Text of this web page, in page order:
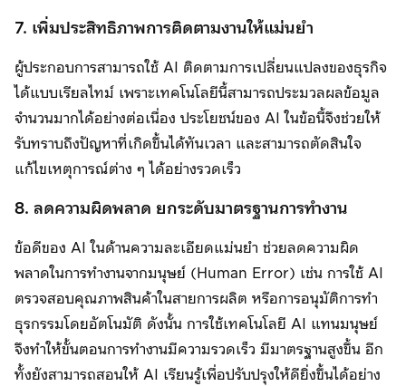
7. เพิ่มประสิทธิภาพการติดตามงานให้แม่นยำ
ผู้ประกอบการสามารถใช้ AI ติดตามการเปลี่ยนแปลงของธุรกิจ
ได้แบบเรียลไทม์ เพราะเทคโนโลยีนี้สามารถประมวลผลข้อมูล
จำนวนมากได้อย่างต่อเนื่อง ประโยชน์ของ AI ในข้อนี้จึงช่วยให้
รับทราบถึงปัญหาที่เกิดขึ้นได้ทันเวลา และสามารถตัดสินใจ
แก้ไขเหตุการณ์ต่าง ๆ ได้อย่างรวดเร็ว
8. ลดความผิดพลาด ยกระดับมาตรฐานการทำงาน
ข้อดีของ AI ในด้านความละเอียดแม่นยำ ช่วยลดความผิด
พลาดในการทำงานจากมนุษย์ (Human Error) เช่น การใช้ AI
ตรวจสอบคุณภาพสินค้าในสายการผลิต หรือการอนุมัติการทำ
ธุรกรรมโดยอัตโนมัติ ดังนั้น การใช้เทคโนโลยี AI แทนมนุษย์
จึงทำให้ขั้นตอนการทำงานมีความรวดเร็ว มีมาตรฐานสูงขึ้น อีก
ทั้งยังสามารถสอนให้ AI เรียนรู้เพื่อปรับปรุงให้ดียิ่งขึ้นได้อย่าง